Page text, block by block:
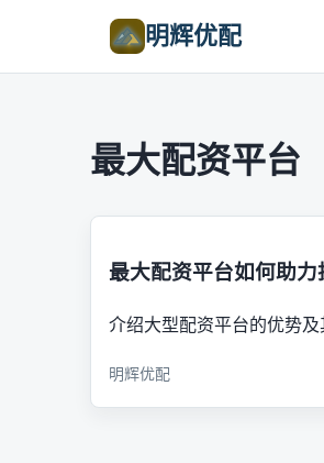
明辉优配
最大配资平台
最大配资平台如何助
介绍大型配资平台的优势
明辉优配